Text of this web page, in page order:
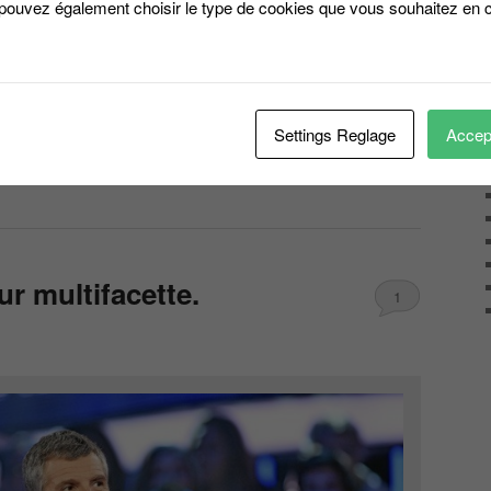
7%
multifacette. 1
également choisir le type de cookies que vous souhaitez en
Settings Reglage